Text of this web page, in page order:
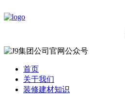
首页
关于我们
装修建材知识